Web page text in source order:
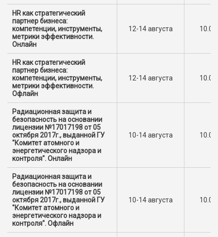
HR как стратегический
партнер бизнеса:
компетенции, инструменты,
метрики эффективности.
Онлайн
12-14 августа
HR как стратегический
партнер бизнеса:
компетенции, инструменты,
метрики эффективности.
Офлайн
12-14 августа
Радиационная защита и
безопасность на основании
лицензии №17017198 от 05
октября 2017г., выданной ГУ
"Комитет атомного и
энергетического надзора и
контроля". Онлайн
10-14 августа
Радиационная защита и
безопасность на основании
лицензии №17017198 от 05
октября 2017г., выданной ГУ
"Комитет атомного и
энергетического надзора и
контроля". Офлайн
10-14 августа